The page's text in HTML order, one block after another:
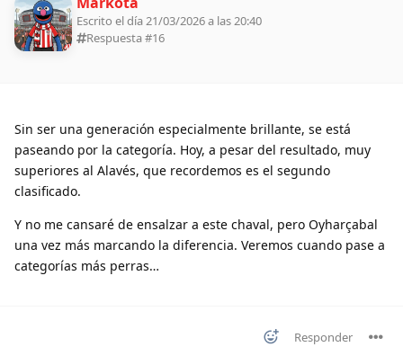
Escrito el día 21/03/2026 a las 20:40
Respuesta #16
Sin ser una generación especialmente brillante, se está
paseando por la categoría. Hoy, a pesar del resultado, muy
superiores al Alavés, que recordemos es el segundo
clasificado.
Y no me cansaré de ensalzar a este chaval, pero Oyharçabal
una vez más marcando la diferencia. Veremos cuando pase a
categorías más perras…
Responder